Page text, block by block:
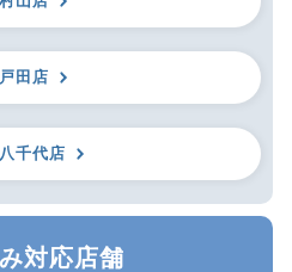
田店
千代店
対応店舗